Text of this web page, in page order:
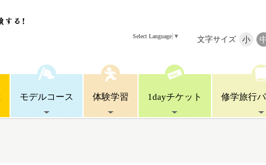
文字サイズ 小
Select Language ▼
モデルコース 体験学習 1dayチケット 修学旅行